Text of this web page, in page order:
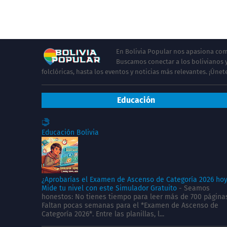
En Bolivia Popular nos apasiona
Buscamos conectar a los bolivianos
folclóricas, hasta los eventos y noticias más relevantes.
Educación
Educación Bolivia
¿Aprobarías el Examen de Ascenso de Categoría 2026
Mide tu nivel con este Simulador Gratuito - Seamos
honestos: No tienes tiempo para leer más de 700
Faltan pocas semanas para el *Examen de Ascenso de
Categoría 2026*. Entre las planillas, l...